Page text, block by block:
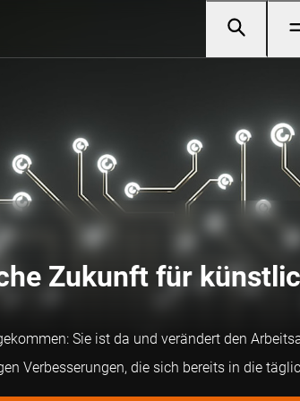
Zukunft für
Sie ist da und verändert den
Verbesserungen, die sich bereits in die